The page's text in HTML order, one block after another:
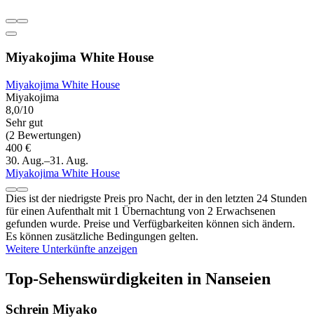
Miyakojima White House
Miyakojima White House
Miyakojima
8,0/10
Sehr gut
(2 Bewertungen)
400 €
30. Aug.–31. Aug.
Miyakojima White House
Dies ist der niedrigste Preis pro Nacht, der in den letzten 24 Stunden
für einen Aufenthalt mit 1 Übernachtung von 2 Erwachsenen
gefunden wurde. Preise und Verfügbarkeiten können sich ändern.
Es können zusätzliche Bedingungen gelten.
Weitere Unterkünfte anzeigen
Top-Sehenswürdigkeiten in Nanseien
Schrein Miyako